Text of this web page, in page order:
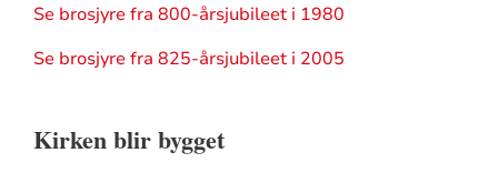
Se brosjyre fra 800-årsjubileet i 1980
Se brosjyre fra 825-årsjubileet i 2005
Kirken blir bygget